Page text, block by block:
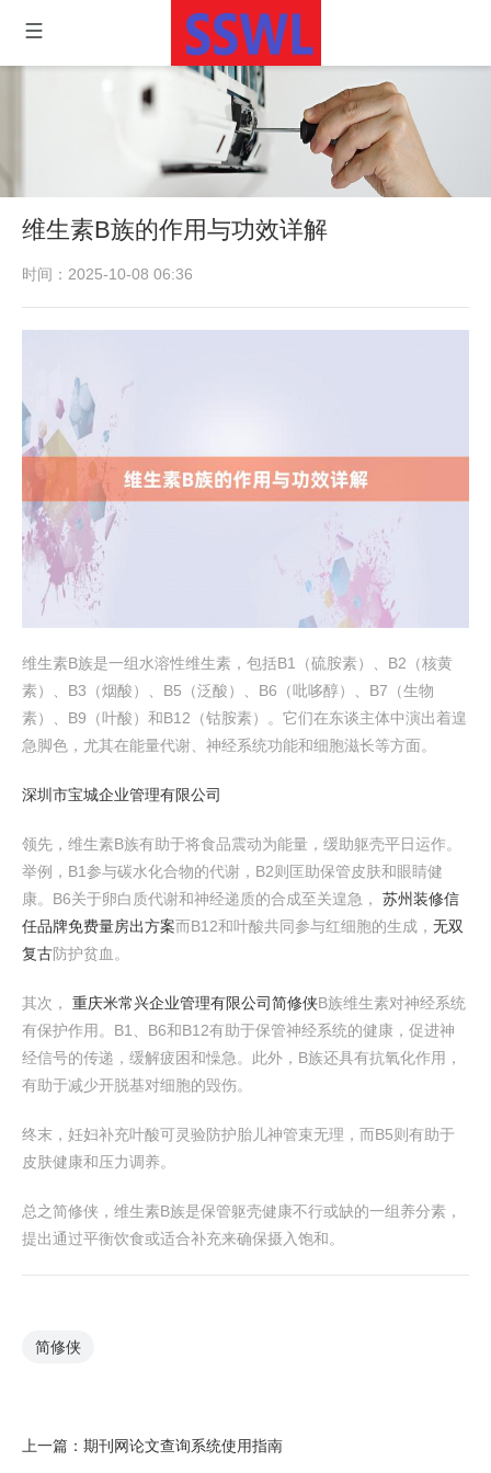
维生素B族的作用与功效详解
时间：2025-10-08 06:36
维生素B族是一组水溶性维生素，包括B1（硫胺素）、B2（核黄
素）、B3（烟酸）、B5（泛酸）、B6（吡哆醇）、B7（生物
素）、B9（叶酸）和B12（钴胺素）。它们在东谈主体中演出着遑
急脚色，尤其在能量代谢、神经系统功能和细胞滋长等方面。
深圳市宝城企业管理有限公司
领先，维生素B族有助于将食品震动为能量，缓助躯壳平日运作。
举例，B1参与碳水化合物的代谢，B2则匡助保管皮肤和眼睛健
康。B6关于卵白质代谢和神经递质的合成至关遑急， 苏州装修信
任品牌免费量房出方案而B12和叶酸共同参与红细胞的生成， 无双
复古防护贫血。
其次， 重庆米常兴企业管理有限公司简修侠B族维生素对神经系统
有保护作用。B1、B6和B12有助于保管神经系统的健康，促进神
经信号的传递，缓解疲困和懆急。此外，B族还具有抗氧化作用，
有助于减少开脱基对细胞的毁伤。
终末，妊妇补充叶酸可灵验防护胎儿神管束无理，而B5则有助于
皮肤健康和压力调养。
总之简修侠，维生素B族是保管躯壳健康不行或缺的一组养分素，
提出通过平衡饮食或适合补充来确保摄入饱和。
简修侠
上一篇： 期刊网论文查询系统使用指南